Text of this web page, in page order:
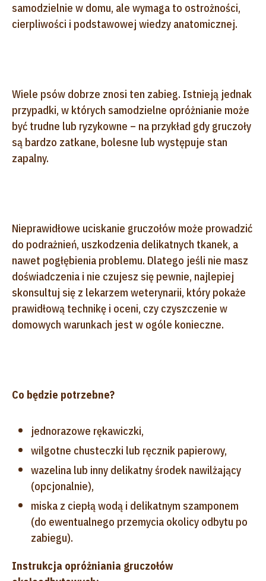
samodzielnie w domu, ale wymaga to ostrożności,
cierpliwości i podstawowej wiedzy anatomicznej.
Wiele psów dobrze znosi ten zabieg. Istnieją jednak
przypadki, w których samodzielne opróżnianie może
być trudne lub ryzykowne – na przykład gdy gruczoły
są bardzo zatkane, bolesne lub występuje stan
zapalny.
Nieprawidłowe uciskanie gruczołów może prowadzić
do podrażnień, uszkodzenia delikatnych tkanek, a
nawet pogłębienia problemu. Dlatego jeśli nie masz
doświadczenia i nie czujesz się pewnie, najlepiej
skonsultuj się z lekarzem weterynarii, który pokaże
prawidłową technikę i oceni, czy czyszczenie w
domowych warunkach jest w ogóle konieczne.
Co będzie potrzebne?
jednorazowe rękawiczki,
wilgotne chusteczki lub ręcznik papierowy,
wazelina lub inny delikatny środek nawilżający
(opcjonalnie),
miska z ciepłą wodą i delikatnym szamponem
(do ewentualnego przemycia okolicy odbytu po
zabiegu).
Instrukcja opróżniania gruczołów